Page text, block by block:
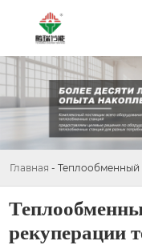
Главная - Теплообменный
рекуперации